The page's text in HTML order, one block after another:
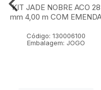
KIT JADE NOBRE ACO 28
mm 4,00 m COM
Código: 130006100
Embalagem: JOGO